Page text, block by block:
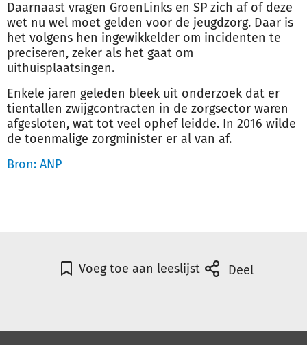
Daarnaast vragen GroenLinks en SP zich af of deze
wet nu wel moet gelden voor de jeugdzorg. Daar is
het volgens hen ingewikkelder om incidenten te
preciseren, zeker als het gaat om
uithuisplaatsingen.
Enkele jaren geleden bleek uit onderzoek dat er
tientallen zwijgcontracten in de zorgsector waren
afgesloten, wat tot veel ophef leidde. In 2016 wilde
de toenmalige zorgminister er al van af.
Bron: ANP
Voeg toe aan leeslijst Deel